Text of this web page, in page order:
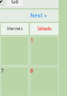
Next »
Viernes Sábado
1
7 8